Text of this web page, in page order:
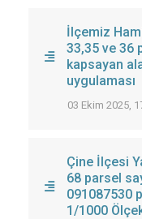
İlçemiz
33,35 ve 36
kapsayan
uygulaması
03 Ekim 2025,
Çine İlçesi
68 parsel
091087530
1/1000